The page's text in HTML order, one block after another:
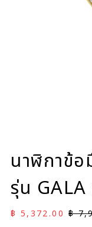
นาฬิกาข้
รุ่น
ราคาลด
฿ 5,372.00 ราค
฿